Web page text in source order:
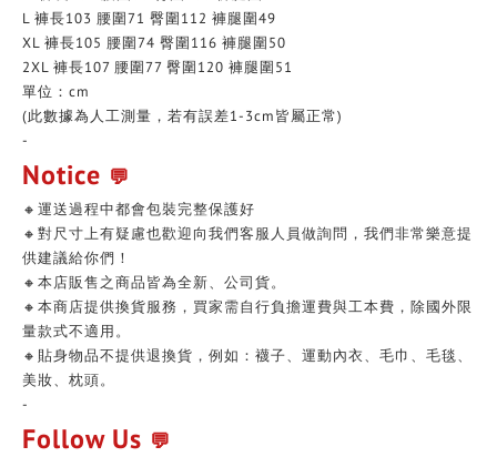
L 褲長103 腰圍71 臀圍112 褲腿圍49
XL 褲長105 腰圍74 臀圍116 褲腿圍50
2XL 褲長107 腰圍77 臀圍120 褲腿圍51
單位：cm
(此數據為人工測量，若有誤差1-3cm皆屬正常)
-
Notice 💬
🔸運送過程中都會包裝完整保護好
🔸對尺寸上有疑慮也歡迎向我們客服人員做詢問，我們非常樂意提
供建議給你們！
🔸本店販售之商品皆為全新、公司貨。
🔸本商店提供換貨服務，買家需自行負擔運費與工本費，除國外限
量款式不適用。
🔸貼身物品不提供退換貨，例如：襪子、運動內衣、毛巾、毛毯、
美妝、枕頭。
-
Follow Us 💬